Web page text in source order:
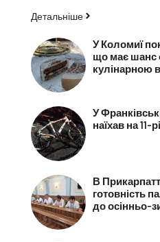
Детальніше
У Коломиї
що має шанс
кулінарною
У
наїхав на 11-
В
готовність
до осінньо-